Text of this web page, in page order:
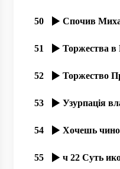
50
51
52
53
54
55